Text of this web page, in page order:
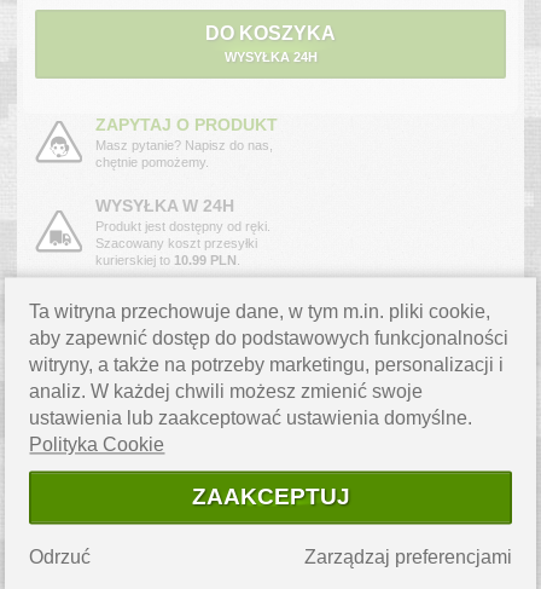
DO KOSZYKA
WYSYŁKA 24H
ZAPYTAJ O PRODUKT
Masz pytanie? Napisz do nas,
chętnie pomożemy.
WYSYŁKA W 24H
Produkt jest dostępny od ręki.
Szacowany koszt przesyłki
kurierskiej to 10.99 PLN
OPIS PRODUKTU
Oryginalne ocieplacz na ręce pochodzące z zasobów Armii
Brytyjskiej. Wykonane z ciepłej wełny. Posiadają mocowanie do
kciuka oraz małego palca u dłoni. Doskonała propozycja na
Materiał:100% wełna
Armia Brytyjska
Rozmiar:
Ta witryna przechowuje dane, w tym m.in. pliki cookie,
aby zapewnić dostęp do podstawowych funkcjonalności
witryny, a także na potrzeby marketingu, personalizacji i
analiz. W każdej chwili możesz zmienić swoje
ustawienia lub zaakceptować ustawienia domyślne.
Polityka Cookie
ZAAKCEPTUJ
Zarządzaj preferencjami
Odrzuć